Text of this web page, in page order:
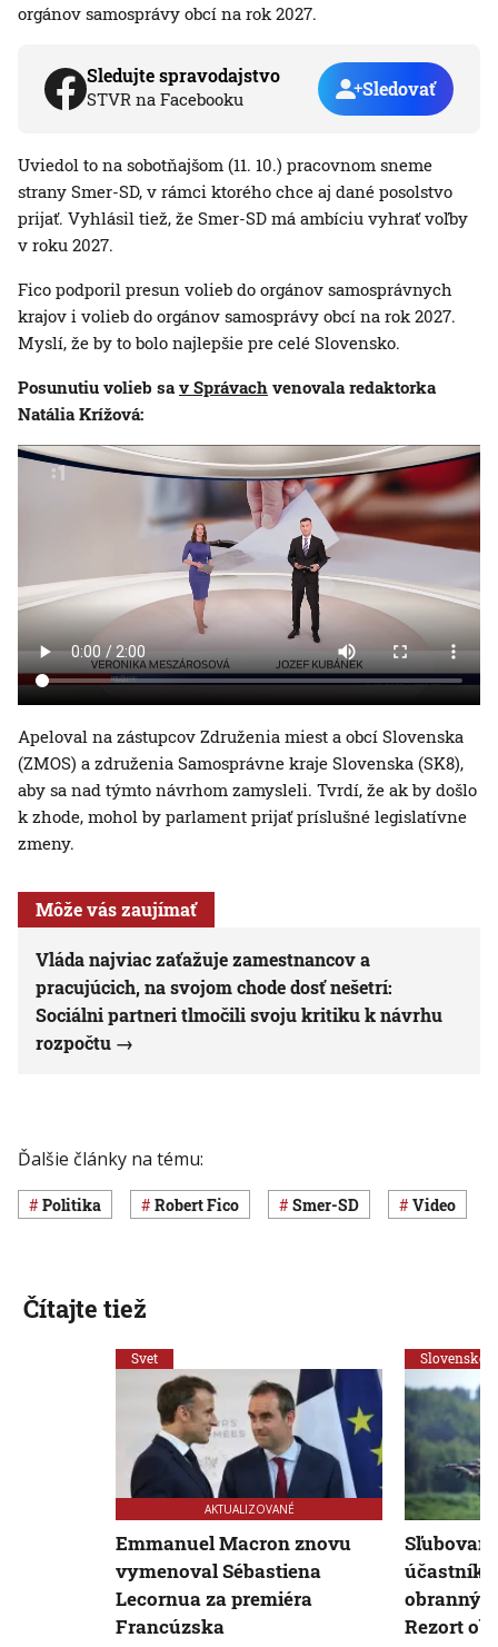
orgánov samosprávy obcí na rok 2027.
Sledujte spravodajstvo
STVR na Facebooku Sledovať
Uviedol to na sobotňajšom (11. 10.) pracovnom sneme
strany Smer-SD, v rámci ktorého chce aj dané posolstvo
prijať. Vyhlásil tiež, že Smer-SD má ambíciu vyhrať voľby
v roku 2027.
Fico podporil presun volieb do orgánov samosprávnych
krajov i volieb do orgánov samosprávy obcí na rok 2027.
Myslí, že by to bolo najlepšie pre celé Slovensko.
Posunutiu volieb sa v Správach venovala redaktorka
Natália Krížová:
Apeloval na zástupcov Združenia miest a obcí Slovenska
(ZMOS) a združenia Samosprávne kraje Slovenska (SK8),
aby sa nad týmto návrhom zamysleli. Tvrdí, že ak by došlo
k zhode, mohol by parlament prijať príslušné legislatívne
zmeny.
Môže vás zaujímať
Vláda najviac zaťažuje zamestnancov a
pracujúcich, na svojom chode dosť nešetrí:
Sociálni partneri tlmočili svoju kritiku k návrhu
rozpočtu
Ďalšie články na tému:
Politika Robert Fico Smer-SD Video
Čítajte tiež
Svet
AKTUALIZOVANÉ
Emmanuel Macron znovu
vymenoval Sébastiena
Lecornua za premiéra
Francúzska
Slovensko
Rezort